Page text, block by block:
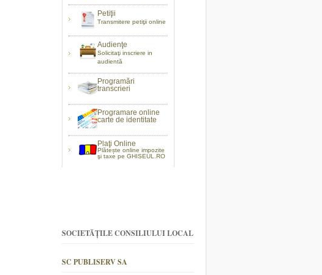
Petiţii
Transmitere petiţii online
Audienţe
Solicitaţi inscriere in
audientă
Programări
transcrieri
Programare online
carte de identitate
Plaţi Online
Plătește online impozite
şi taxe pe GHISEUL.RO
SOCIETĂȚILE CONSILIULUI LOCAL
SC PUBLISERV SA